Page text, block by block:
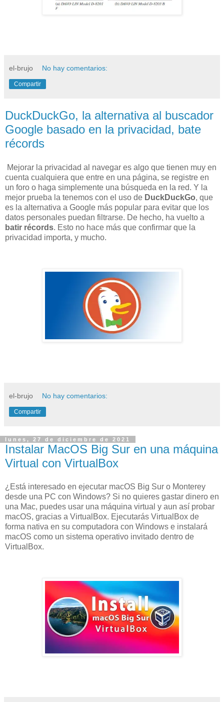
el-brujo No hay comentarios:
Compartir
DuckDuckGo, la alternativa al buscador
Google basado en la privacidad, bate
récords
Mejorar la privacidad al navegar es algo que tienen muy en
cuenta cualquiera que entre en una página, se registre en
un foro o haga simplemente una búsqueda en la red. Y la
mejor prueba la tenemos con el uso de DuckDuckGo, que
es la alternativa a Google más popular para evitar que los
datos personales puedan filtrarse. De hecho, ha vuelto a
batir récords. Esto no hace más que confirmar que la
privacidad importa, y mucho.
el-brujo No hay comentarios:
Compartir
lunes, 27 de diciembre de 2021
Instalar MacOS Big Sur en una máquina
Virtual con VirtualBox
¿Está interesado en ejecutar macOS Big Sur o Monterey
desde una PC con Windows? Si no quieres gastar dinero en
una Mac, puedes usar una máquina virtual y aun así probar
macOS, gracias a VirtualBox. Ejecutarás VirtualBox de
forma nativa en su computadora con Windows e instalará
macOS como un sistema operativo invitado dentro de
VirtualBox.